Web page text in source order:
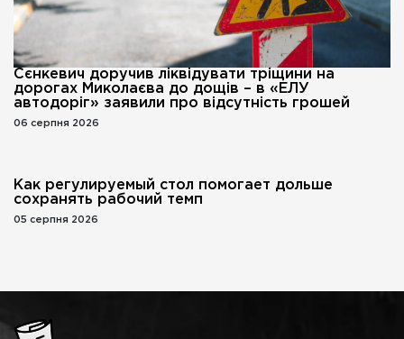
Сєнкевич доручив ліквідувати тріщини на
дорогах Миколаєва до дощів – в «ЕЛУ
автодоріг» заявили про відсутність грошей
06 серпня 2026
Как регулируемый стол помогает дольше
сохранять рабочий темп
05 серпня 2026